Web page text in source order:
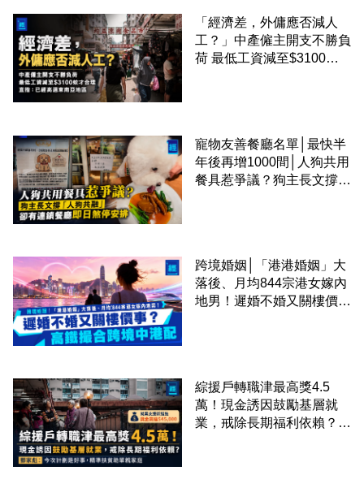
「經濟差，外傭應否減人
工？」中產僱主開支不勝負
荷 最低工資減至$3100蚊
寵物友善餐廳名單│最快半
年後再增1000間│人狗共用
餐具惹爭議？狗主長文撐
跨境婚姻│「港港婚姻」大
落後、月均844宗港女嫁內
地男！遲婚不婚又關樓價
綜援戶轉職津最高獎4.5
萬！現金誘因鼓勵基層就
業，戒除長期福利依賴？鄧